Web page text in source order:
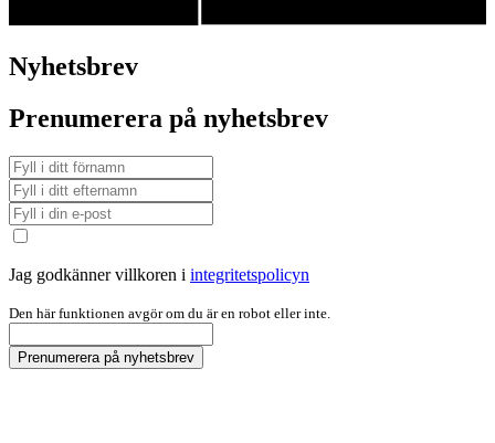
Nyhetsbrev
Prenumerera på nyhetsbrev
Jag godkänner villkoren i integritetspolicyn
Den här funktionen avgör om du är en robot eller inte.